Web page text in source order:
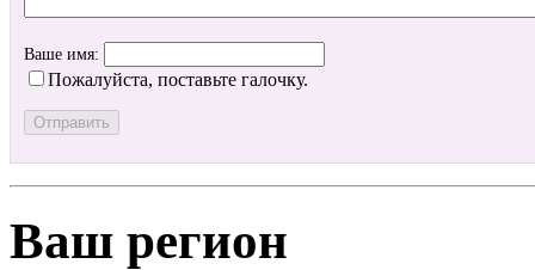
Ваше имя:
Пожалуйста, поставьте галочку.
Ваш регион